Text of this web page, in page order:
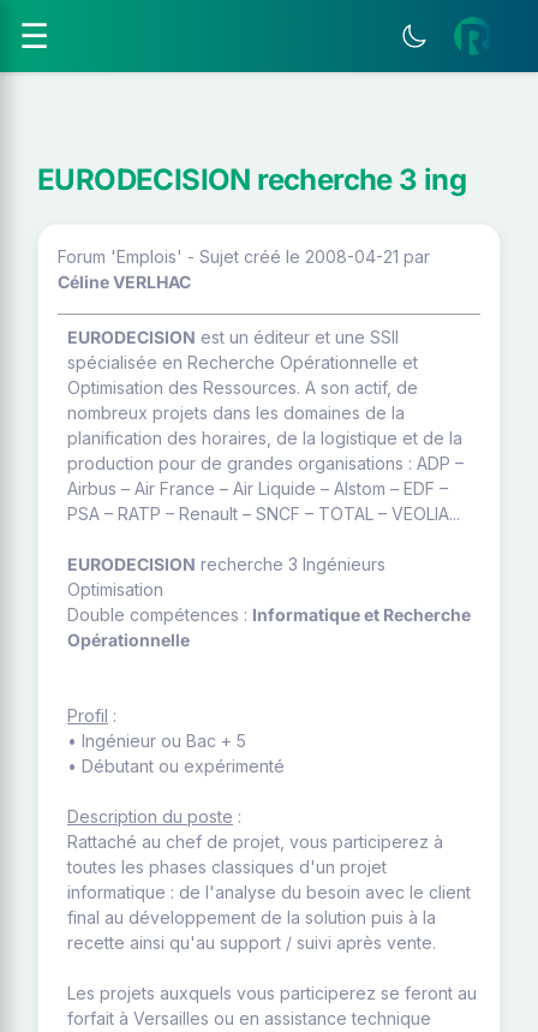
☰
EURODECISION recherche 3 ing
Forum 'Emplois' - Sujet créé le 2008-04-21 par
Céline VERLHAC
EURODECISION est un éditeur et une SSII
spécialisée en Recherche Opérationnelle et
Optimisation des Ressources. A son actif, de
nombreux projets dans les domaines de la
planification des horaires, de la logistique et de la
production pour de grandes organisations : ADP –
Airbus – Air France – Air Liquide – Alstom – EDF –
PSA – RATP – Renault – SNCF – TOTAL – VEOLIA...
EURODECISION recherche 3 Ingénieurs
Optimisation
Double compétences : Informatique et Recherche
Opérationnelle
Profil :
• Ingénieur ou Bac + 5
• Débutant ou expérimenté
Description du poste :
Rattaché au chef de projet, vous participerez à
toutes les phases classiques d'un projet
informatique : de l'analyse du besoin avec le client
final au développement de la solution puis à la
recette ainsi qu'au support / suivi après vente.
Les projets auxquels vous participerez se feront au
forfait à Versailles ou en assistance technique